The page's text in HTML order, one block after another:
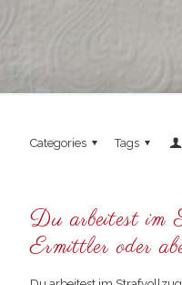
Categories Tags
Du arbeitest im
Ermittler oder